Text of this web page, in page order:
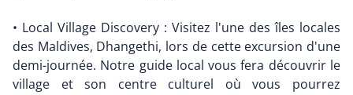
• Local Village Discovery : Visitez l'une des îles locales
des Maldives, Dhangethi, lors de cette excursion d'une
demi-journée. Notre guide local vous fera découvrir le
village et son centre culturel où vous pourrez